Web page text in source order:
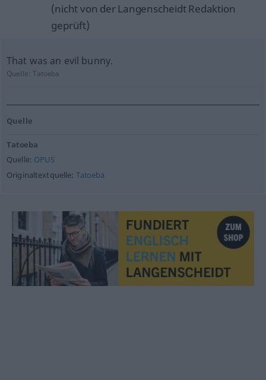
(nicht von der Langenscheidt Redaktion
geprüft)
That was an evil bunny.
Quelle:Tatoeba
Quelle
Tatoeba
Quelle: OPUS
Originaltextquelle: Tatoeba